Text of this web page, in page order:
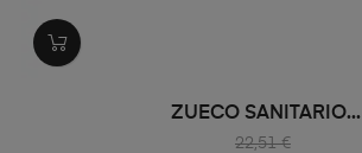
ZUECO SANITARIO...
22,51 €